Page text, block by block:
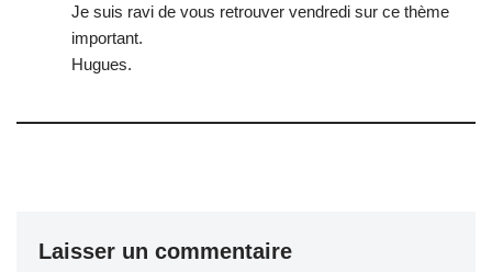
Je suis ravi de vous retrouver vendredi sur ce thème
important.
Hugues.
Laisser un commentaire